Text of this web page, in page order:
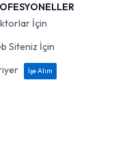
İçin
Siteniz İçin
İşe Alım